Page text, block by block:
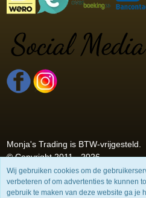
Monja's Trading is BTW-vrijgesteld.
© Copyright 2011 - 2026
Wij gebruiken cookies om de
verbeteren of om advertenties te kunnen
gebruik te maken van deze website ga je